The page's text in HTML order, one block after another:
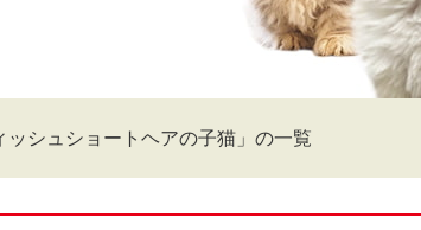
ッシュショートヘアの子猫」の一覧